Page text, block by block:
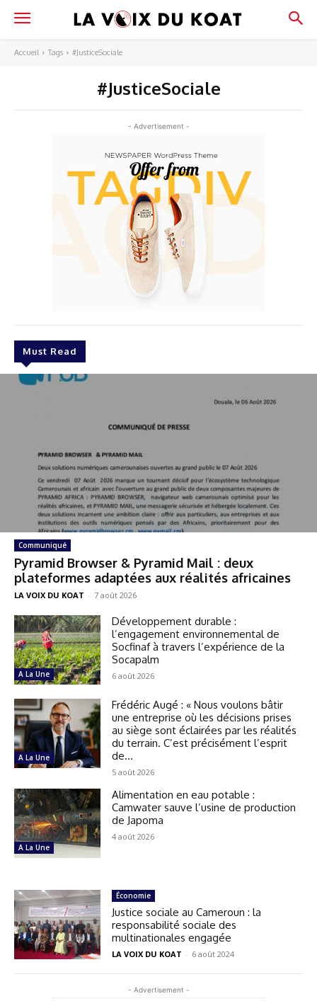
Accueil Tags #JusticeSociale
#JusticeSociale
- Advertisement -
Must Read
Communiqué
Pyramid Browser & Pyramid Mail : deux
plateformes adaptées aux réalités africaines
LA VOIX DU KOAT - 7 août 2026
A La Une
Développement durable :
l’engagement environnemental de
Socfinaf à travers l’expérience de la
Socapalm
6 août 2026
A La Une
Frédéric Augé : « Nous voulons bâtir
une entreprise où les décisions prises
au siège sont éclairées par les réalités
du terrain. C’est précisément l’esprit
de...
5 août 2026
A La Une
Alimentation en eau potable :
Camwater sauve l’usine de production
de Japoma
4 août 2026
Économie
Justice sociale au Cameroun : la
responsabilité sociale des
multinationales engagée
LA VOIX DU KOAT - 6 août 2024
- Advertisement -